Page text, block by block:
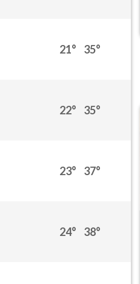
21° 35°
22° 35°
23° 37°
24° 38°